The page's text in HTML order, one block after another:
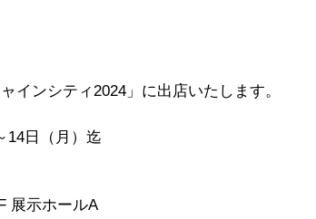
インシティ2024」に出店いたします。
14日（月）迄
展示ホールA